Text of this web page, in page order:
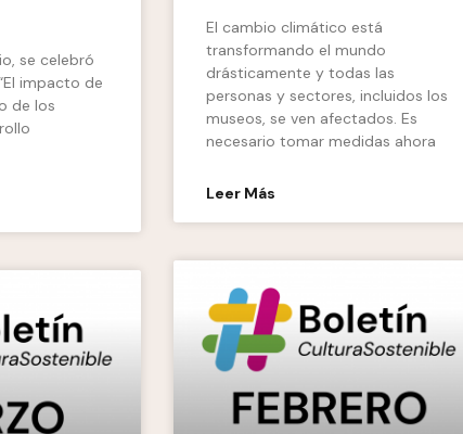
se celebró
impacto de
de los
El cambio climático está
transformando el mundo
drásticamente y todas las
personas y sectores, incluidos los
museos, se ven afectados. Es
necesario tomar medidas ahora
Leer Más